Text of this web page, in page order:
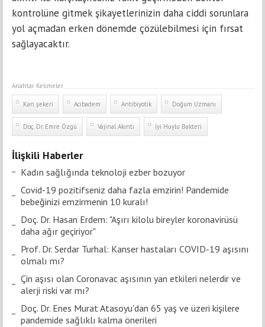
kontrolüne gitmek şikayetlerinizin daha ciddi sorunlara
yol açmadan erken dönemde çözülebilmesi için fırsat
sağlayacaktır.
Anahtar Kelimeler
Kan şekeri Acıbadem Antibiyotik Doğum Uzmanı
Doç. Dr. Emre Özgü Vajinal Akıntı Iyi Huylu Bakteri
İlişkili Haberler
Kadın sağlığında teknoloji ezber bozuyor
Covid-19 pozitifseniz daha fazla emzirin! Pandemide
bebeğinizi emzirmenin 10 kuralı!
Doç. Dr. Hasan Erdem: "Aşırı kilolu bireyler koronavirüsü
daha ağır geçiriyor"
Prof. Dr. Serdar Turhal: Kanser hastaları COVID-19 aşısını
olmalı mı?
Çin aşısı olan Coronavac aşısının yan etkileri nelerdir ve
alerji riski var mı?
Doç. Dr. Enes Murat Atasoyu'dan 65 yaş ve üzeri kişilere
pandemide sağlıklı kalma önerileri